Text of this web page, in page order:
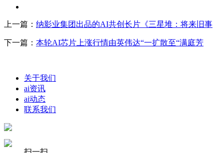
上一篇： 纳影业集团出品的AI共创长片《三星堆：将来旧事
下一篇： 本轮AI芯片上涨行情由英伟达“一扩散至“满庭芳
关于我们
ai资讯
ai动态
联系我们